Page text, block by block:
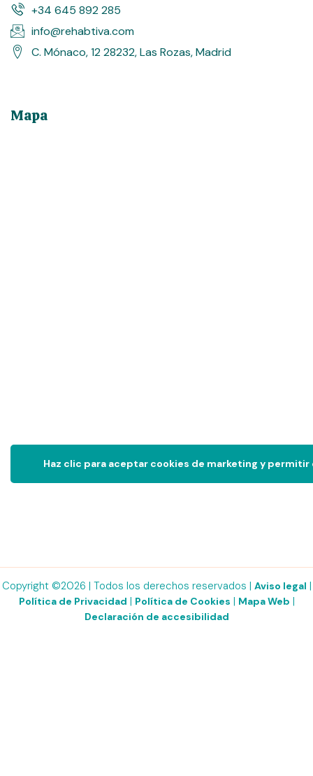
+34 645 892 285
info@rehabtiva.com
C. Mónaco, 12 28232, Las Rozas, Madrid
Mapa
Haz clic para aceptar cookies de marketing y
Copyright ©2026 | Todos los derechos reservados | Aviso legal |
Política de Privacidad | Política de Cookies | Mapa Web |
Declaración de accesibilidad